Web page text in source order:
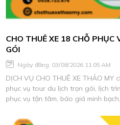
CHO THUÊ XE 18 CHỖ PHỤC
GÓI
Ngày đăng: 03/08/2026 11:05 AM
DỊCH VỤ CHO THUÊ XE THẢO
phục vụ tour du lịch trọn gói, lịch
phục vụ tận tâm, báo giá minh